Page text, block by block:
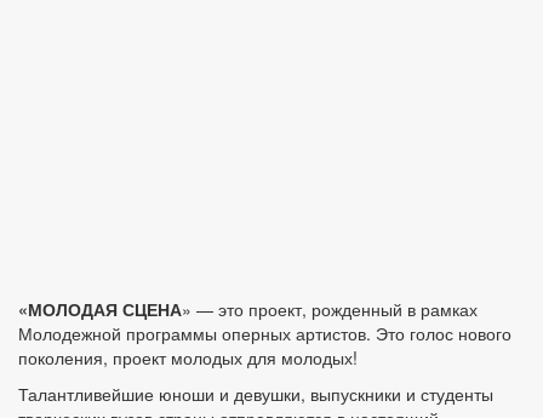
«МОЛОДАЯ СЦЕНА» — это проект, рожденный в рамках
Молодежной программы оперных артистов. Это голос нового
поколения, проект молодых для молодых!
Талантливейшие юноши и девушки, выпускники и студенты